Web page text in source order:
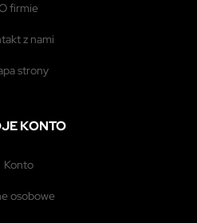
o firmie
z nami
strony
KONTO
konto
osobowe